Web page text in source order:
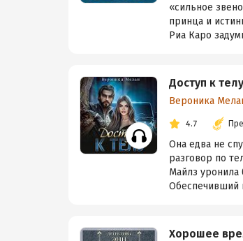
«сильное
принца и
Риа Каро
Доступ к телу
Вероника
4.7
Она едва не
разговор по
Майлз уронила
Обеспечивший
Хорошее